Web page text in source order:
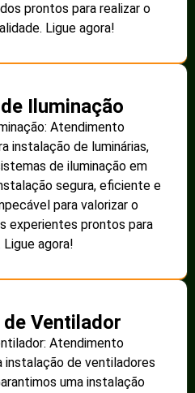
prontos para realizar o
Ligue agora!
Iluminação
Atendimento
instalação de luminárias,
de iluminação em
segura, eficiente e
para valorizar o
experientes prontos para
Ligue agora!
Ventilador
Atendimento
instalação de ventiladores
uma instalação